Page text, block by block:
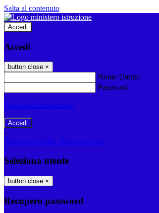
Salta al contenuto
Accedi
Accedi
button close ×
Nome Utente
Password
Password dimenticata?
-
Entra con SPID
Entra con CIE
Seleziona utente
button close ×
Recupero password